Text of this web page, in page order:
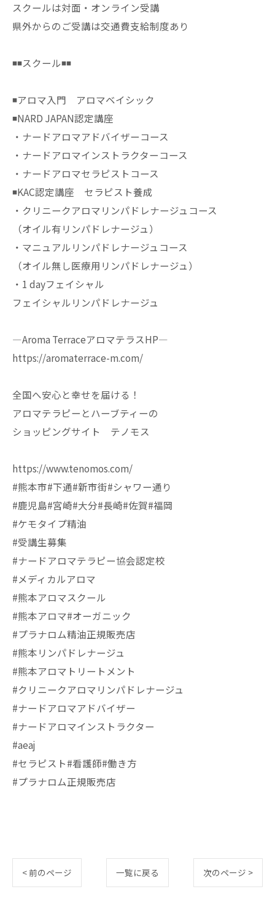
スクールは対面・オンライン受講
県外からのご受講は交通費支給制度あり
◾️◾️スクール◾️◾️
◾️アロマ入門 アロマベイシック
◾️NARD JAPAN認定講座
・ナードアロマアドバイザーコース
・ナードアロマインストラクターコース
・ナードアロマセラピストコース
◾️KAC認定講座 セラピスト養成
・クリニークアロマリンパドレナージュコース
（オイル有リンパドレナージュ）
・マニュアルリンパドレナージュコース
（オイル無し医療用リンパドレナージュ）
・1 dayフェイシャル
フェイシャルリンパドレナージュ
—Aroma TerraceアロマテラスHP—
https://aromaterrace-m.com/
全国へ安心と幸せを届ける！
アロマテラピーとハーブティーの
ショッピングサイト テノモス
https://www.tenomos.com/
#熊本市#下通#新市街#シャワー通り
#鹿児島#宮崎#大分#長崎#佐賀#福岡
#ケモタイプ精油
#受講生募集
#ナードアロマテラピー協会認定校
#メディカルアロマ
#熊本アロマスクール
#熊本アロマ#オーガニック
#プラナロム精油正規販売店
#熊本リンパドレナージュ
#熊本アロマトリートメント
#クリニークアロマリンパドレナージュ
#ナードアロマアドバイザー
#ナードアロマインストラクター
#aeaj
#セラピスト#看護師#働き方
#プラナロム正規販売店
< 前のページ 一覧に戻る 次のページ >